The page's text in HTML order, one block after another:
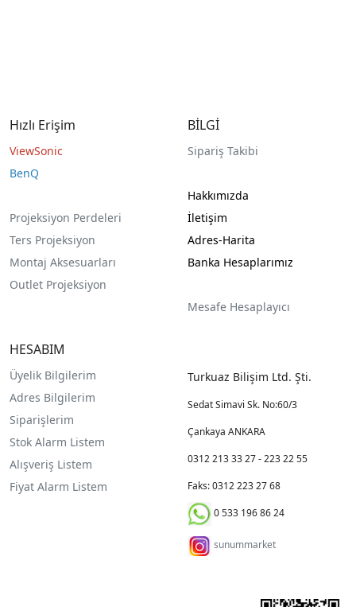
Hızlı Erişim
ViewSonic
BenQ
Projeksiyon Perdeleri
Ters Projeksiyon
Montaj Aksesuarları
Outlet Projeksiyon
BİLGİ
Sipariş Takibi
Hakkımızda
İletişim
Adres-Harita
Banka Hesaplarımız
Mesafe Hesaplayıcı
HESABIM
Üyelik Bilgilerim
Adres Bilgilerim
Siparişlerim
Stok Alarm Listem
Alışveriş Listem
Fiyat Alarm Listem
Turkuaz Bilişim Ltd. Şti.
Sedat Simavi Sk. No:60/3
Çankaya ANKARA
0312 213 33 27 - 223 22 55
Faks: 0312 223 27 68
0 533 196 86 24
sunummarket